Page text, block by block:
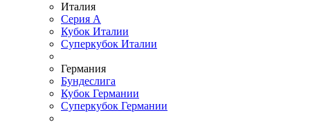
Италия
Серия А
Кубок Италии
Суперкубок Италии
Германия
Бундеслига
Кубок Германии
Суперкубок Германии